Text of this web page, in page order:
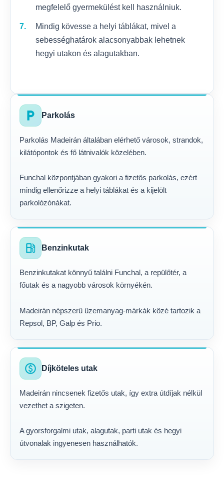
megfelelő gyermekülést kell használniuk.
Mindig kövesse a helyi táblákat, mivel a
sebességhatárok alacsonyabbak lehetnek
hegyi utakon és alagutakban.
local_parking Parkolás
Parkolás Madeirán általában elérhető városok, strandok,
kilátópontok és fő látnivalók közelében.
Funchal központjában gyakori a fizetős parkolás, ezért
mindig ellenőrizze a helyi táblákat és a kijelölt
parkolózónákat.
local_gas_station Benzinkutak
Benzinkutakat könnyű találni Funchal, a repülőtér, a
főutak és a nagyobb városok környékén.
Madeirán népszerű üzemanyag-márkák közé tartozik a
Repsol, BP, Galp és Prio.
paid Díjköteles utak
Madeirán nincsenek fizetős utak, így extra útdíjak nélkül
vezethet a szigeten.
A gyorsforgalmi utak, alagutak, parti utak és hegyi
útvonalak ingyenesen használhatók.